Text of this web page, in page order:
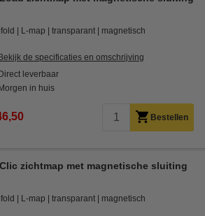
L-map transparant magnetisch
Bekijk de specificaties en omschrijving
Direct leverbaar
Morgen in huis
Bestellen
zichtmap met magnetische sluiting
L-map transparant magnetisch